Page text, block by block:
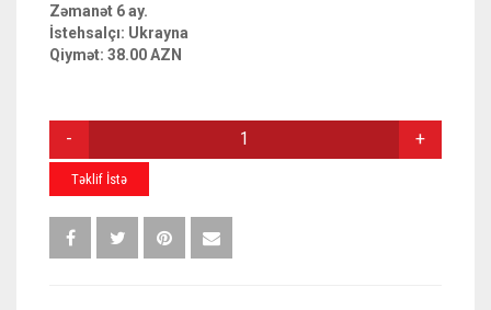
Zəmanət 6 ay.
İstehsalçı: Ukrayna
Qiymət: 38.00 AZN
ÇƏKMƏ
CENTER
Təklif İstə